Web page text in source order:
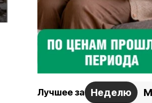
Лучшее за Неделю